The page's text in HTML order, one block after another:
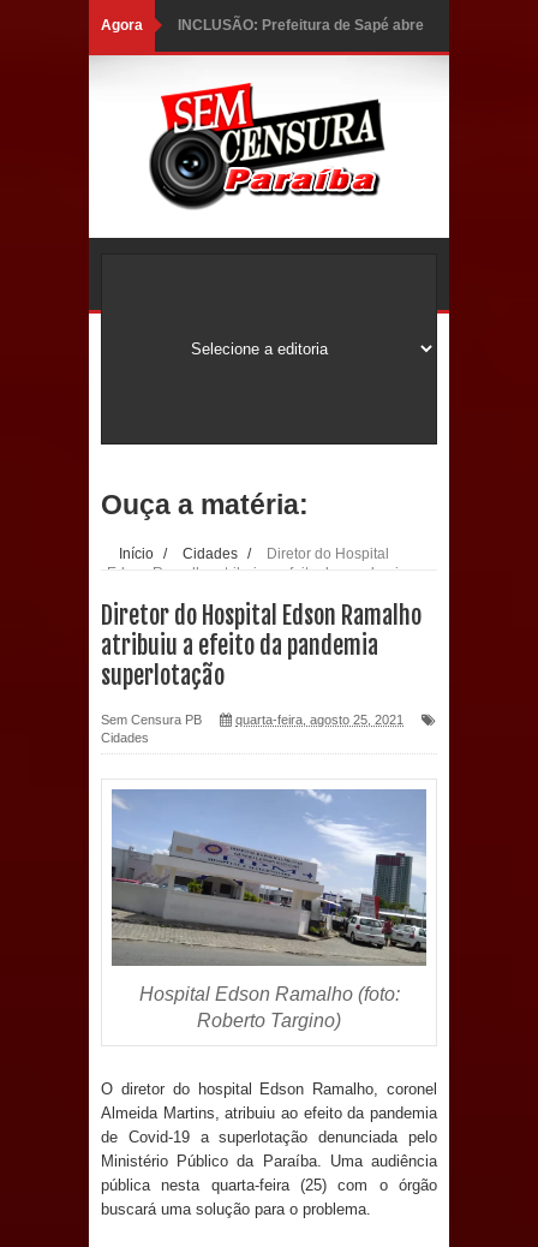
Agora INCLUSÃO: Prefeitura de Sapé abre
Social; veja documentação
necessária!
com a saúde bucal em Marí
PDT da Paraíba faz reunião
preparativa para convenção estadual
Prefeitura de Sapé paga salários
dentro do mês trabalhado e injeta R$
12 milhões na economia
Prefeitura de Sapé desenvolve ações
para preservar tamarindeiro e
revitalizar Memorial Augusto dos
Anjos
O verdadeiro oxigênio do Estado
Democrático de Direito – Bacharela
Ouça a matéria:
Início / Cidades /
Diretor do Hospital
Edson Ramalho atribuiu a efeito da pandemia
Diretor do Hospital Edson Ramalho
atribuiu a efeito da pandemia
superlotação
Sem Censura PB
quarta-feira, agosto 25, 2021
Cidades
Hospital Edson Ramalho (foto:
Roberto Targino)
O diretor do hospital Edson Ramalho, coronel
Almeida Martins, atribuiu ao efeito da pandemia
de Covid-19 a superlotação denunciada pelo
Ministério Público da Paraíba. Uma audiência
pública nesta quarta-feira (25) com o órgão
buscará uma solução para o problema.